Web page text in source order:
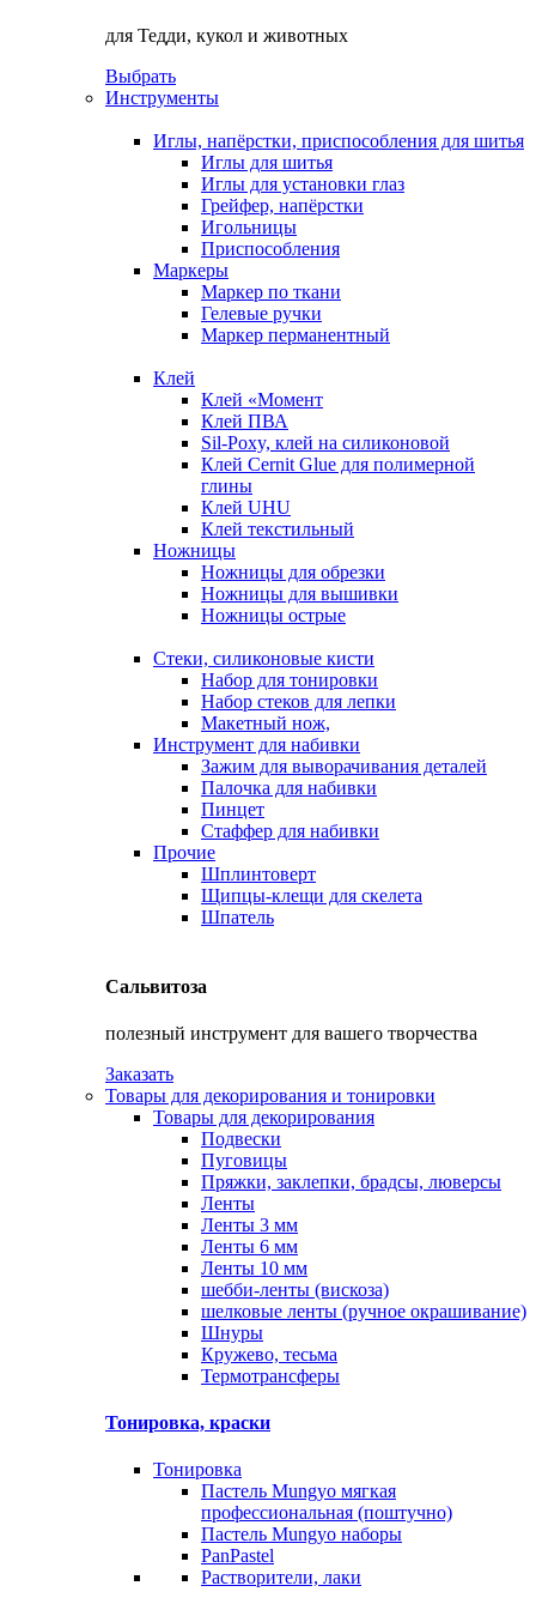
для Тедди, кукол и животных
Выбрать
Инструменты
Иглы, напёрстки, приспособления для шитья
Иглы для шитья
Иглы для установки глаз
Грейфер, напёрстки
Игольницы
Приспособления
Маркеры
Маркер по ткани
Гелевые ручки
Маркер перманентный
Клей
Клей «Момент
Клей ПВА
Sil-Poxy, клей на силиконовой
Клей Cernit Glue для полимерной
глины
Клей UHU
Клей текстильный
Ножницы
Ножницы для обрезки
Ножницы для вышивки
Ножницы острые
Стеки, силиконовые кисти
Набор для тонировки
Набор стеков для лепки
Макетный нож,
Инструмент для набивки
Зажим для выворачивания деталей
Палочка для набивки
Пинцет
Стаффер для набивки
Прочие
Шплинтоверт
Щипцы-клещи для скелета
Шпатель
Сальвитоза
полезный инструмент для вашего творчества
Заказать
Товары для декорирования и тонировки
Товары для декорирования
Подвески
Пуговицы
Пряжки, заклепки, брадсы, люверсы
Ленты
Ленты 3 мм
Ленты 6 мм
Ленты 10 мм
шебби-ленты (вискоза)
шелковые ленты (ручное окрашивание)
Шнуры
Кружево, тесьма
Термотрансферы
Тонировка, краски
Тонировка
Пастель Mungyo мягкая
профессиональная (поштучно)
Пастель Mungyo наборы
PanPastel
Растворители, лаки